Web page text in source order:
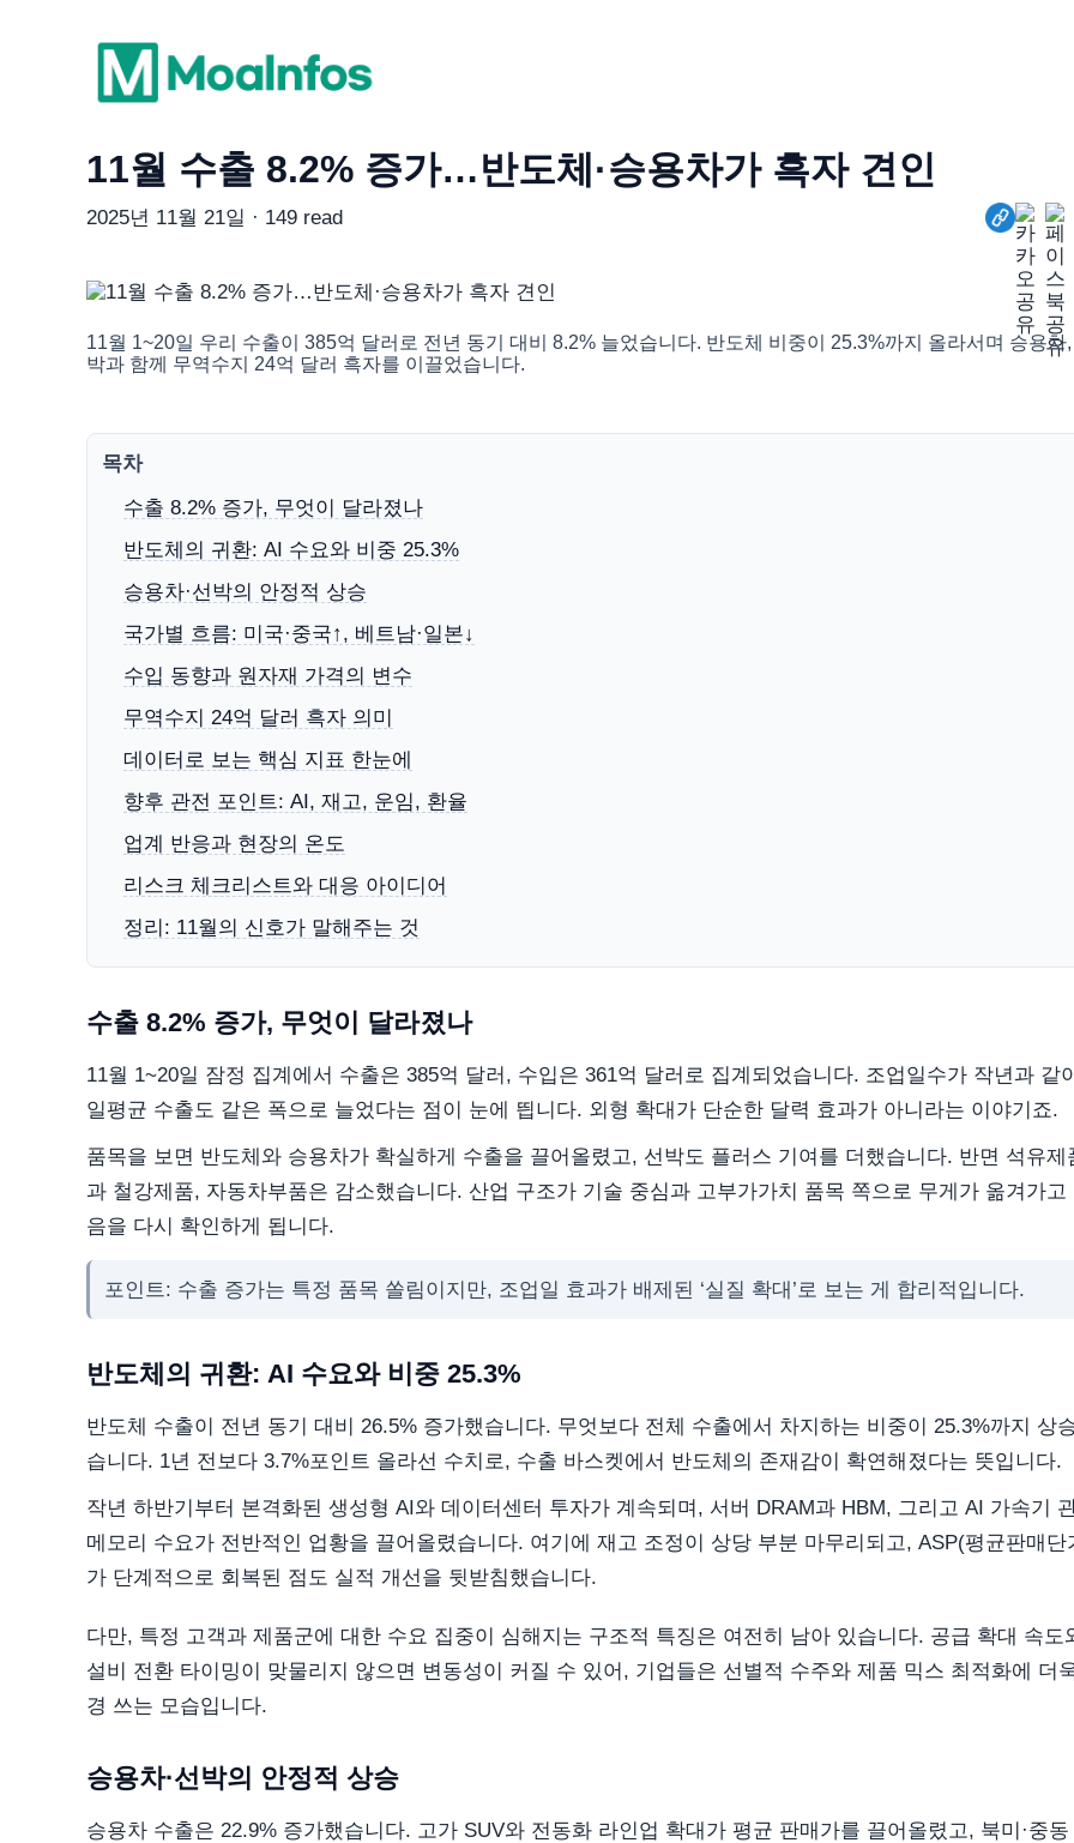
11월 수출 8.2% 증가…반도체·승용차가 흑자 견인
2025년 11월 21일 · 149 read
11월 1~20일 우리 수출이 385억 달러로 전년 동기 대비 8.2% 늘었습니다. 반도체 비중이 25.3%까지 올라서며 승용차,
박과 함께 무역수지 24억 달러 흑자를 이끌었습니다.
목차
수출 8.2% 증가, 무엇이 달라졌나
반도체의 귀환: AI 수요와 비중 25.3%
승용차·선박의 안정적 상승
국가별 흐름: 미국·중국↑, 베트남·일본↓
수입 동향과 원자재 가격의 변수
무역수지 24억 달러 흑자 의미
데이터로 보는 핵심 지표 한눈에
향후 관전 포인트: AI, 재고, 운임, 환율
업계 반응과 현장의 온도
리스크 체크리스트와 대응 아이디어
정리: 11월의 신호가 말해주는 것
수출 8.2% 증가, 무엇이 달라졌나
11월 1~20일 잠정 집계에서 수출은 385억 달러, 수입은 361억 달러로 집계되었습니다. 조업일수가 작년과 같
일평균 수출도 같은 폭으로 늘었다는 점이 눈에 띕니다. 외형 확대가 단순한 달력 효과가 아니라는 이야기죠.
품목을 보면 반도체와 승용차가 확실하게 수출을 끌어올렸고, 선박도 플러스 기여를 더했습니다. 반면 석유제
과 철강제품, 자동차부품은 감소했습니다. 산업 구조가 기술 중심과 고부가가치 품목 쪽으로 무게가 옮겨가고
음을 다시 확인하게 됩니다.
포인트: 수출 증가는 특정 품목 쏠림이지만, 조업일 효과가 배제된 ‘실질 확대’로 보는 게 합리적입니다.
반도체의 귀환: AI 수요와 비중 25.3%
반도체 수출이 전년 동기 대비 26.5% 증가했습니다. 무엇보다 전체 수출에서 차지하는 비중이 25.3%까지 상
습니다. 1년 전보다 3.7%포인트 올라선 수치로, 수출 바스켓에서 반도체의 존재감이 확연해졌다는 뜻입니다.
작년 하반기부터 본격화된 생성형 AI와 데이터센터 투자가 계속되며, 서버 DRAM과 HBM, 그리고 AI 가속기
메모리 수요가 전반적인 업황을 끌어올렸습니다. 여기에 재고 조정이 상당 부분 마무리되고, ASP(평균판매단
가 단계적으로 회복된 점도 실적 개선을 뒷받침했습니다.
다만, 특정 고객과 제품군에 대한 수요 집중이 심해지는 구조적 특징은 여전히 남아 있습니다. 공급 확대 속도
설비 전환 타이밍이 맞물리지 않으면 변동성이 커질 수 있어, 기업들은 선별적 수주와 제품 믹스 최적화에 더
경 쓰는 모습입니다.
승용차·선박의 안정적 상승
승용차 수출은 22.9% 증가했습니다. 고가 SUV와 전동화 라인업 확대가 평균 판매가를 끌어올렸고, 북미·중동